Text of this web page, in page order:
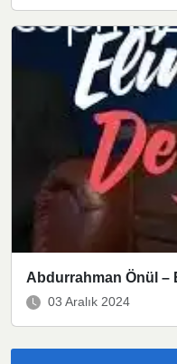
Abdurrahman Önül –
03 Aralık 2024